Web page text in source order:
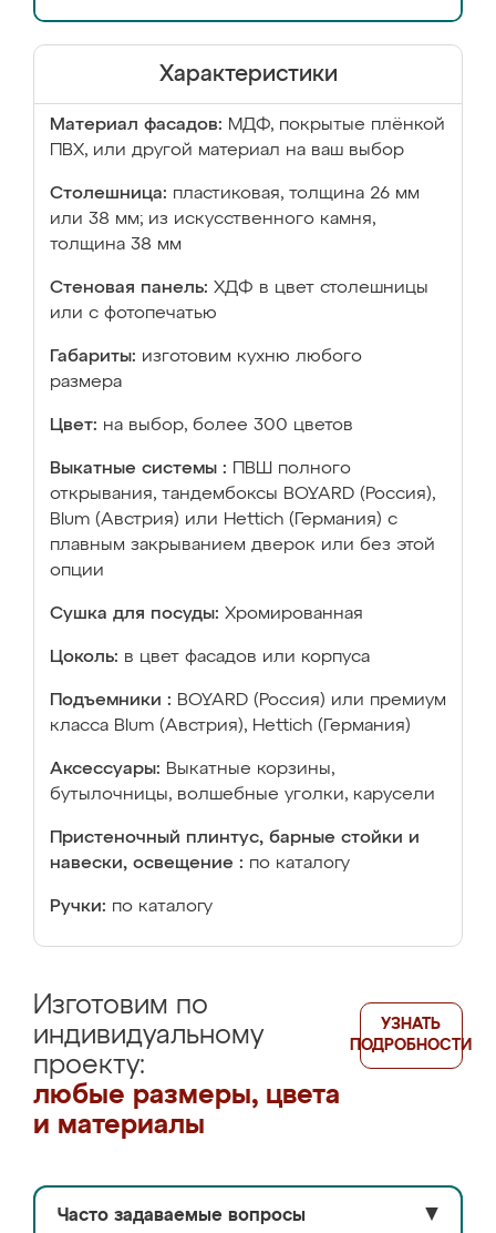
Характеристики
Материал фасадов: МДФ, покрытые плёнкой
ПВХ, или другой материал на ваш выбор
Столешница: пластиковая, толщина 26 мм
или 38 мм; из искусственного камня,
толщина 38 мм
Стеновая панель: ХДФ в цвет столешницы
или с фотопечатью
Габариты: изготовим кухню любого
размера
Цвет: на выбор, более 300 цветов
Выкатные системы :
ПВШ полного
открывания, тандембоксы BOYARD (Россия),
Blum (Австрия) или Hettich (Германия) с
плавным закрыванием дверок или без этой
опции
Сушка для посуды: Хромированная
Цоколь: в цвет фасадов или корпуса
Подъемники : BOYARD (Россия) или премиум
класса Blum (Австрия), Hettich (Германия)
Аксессуары: Выкатные корзины,
бутылочницы, волшебные уголки, карусели
Пристеночный плинтус, барные стойки и
навески, освещение : по каталогу
Ручки: по каталогу
Изготовим по
индивидуальному
проекту:
любые размеры, цвета
и материалы
УЗНАТЬ
ПОДРОБНОСТИ
Часто задаваемые вопросы ▼